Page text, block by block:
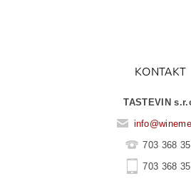
KONTAKT
TASTEVIN
info@
703 368
703 368